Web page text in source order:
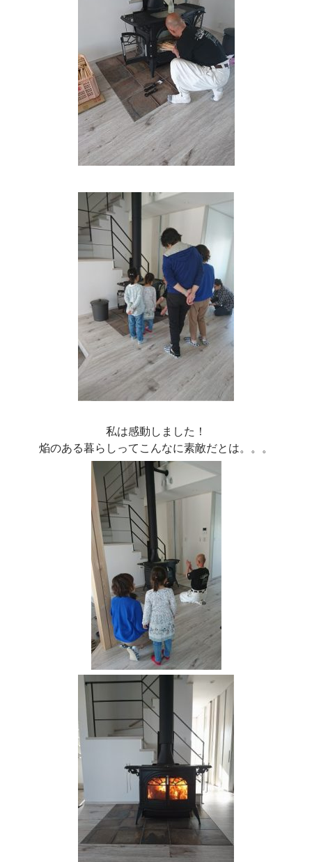
私は感動しました！
焔のある暮らしってこんなに素敵だとは。。。